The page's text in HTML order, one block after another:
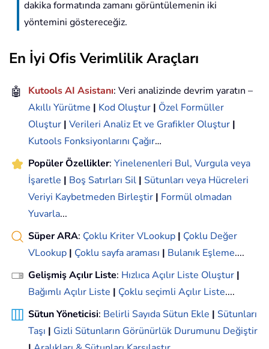
dakika formatında zamanı görüntülemenin iki
yöntemini göstereceğiz.
En İyi Ofis Verimlilik Araçları
🤖 Kutools AI Asistanı: Veri analizinde devrim yaratın –
Akıllı Yürütme | Kod Oluştur | Özel Formüller
Oluştur | Verileri Analiz Et ve Grafikler Oluştur |
Kutools Fonksiyonlarını Çağır…
Popüler Özellikler: Yinelenenleri Bul, Vurgula veya
İşaretle | Boş Satırları Sil | Sütunları veya Hücreleri
Veriyi Kaybetmeden Birleştir | Formül olmadan
Yuvarla...
Süper ARA: Çoklu Kriter VLookup | Çoklu Değer
VLookup | Çoklu sayfa araması | Bulanık Eşleme....
Gelişmiş Açılır Liste: Hızlıca Açılır Liste Oluştur |
Bağımlı Açılır Liste | Çoklu seçimli Açılır Liste....
Sütun Yöneticisi: Belirli Sayıda Sütun Ekle | Sütunları
Taşı | Gizli Sütunların Görünürlük Durumunu Değiştir